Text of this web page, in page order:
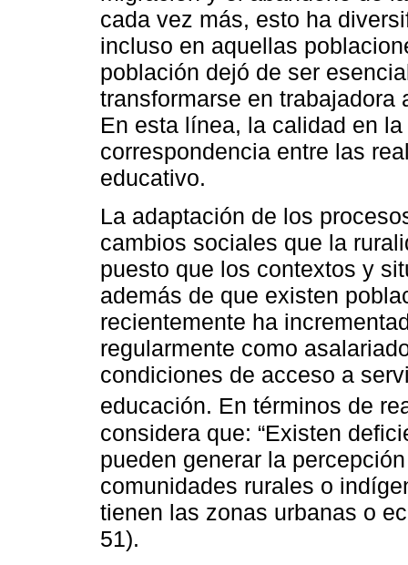
cada vez más, esto ha
incluso en aquellas
población dejó de ser
transformarse en
En esta línea, la calidad en
correspondencia entre las
educativo.
La adaptación de los
cambios sociales que la
puesto que los contextos y
además de que existen
recientemente ha
regularmente como
condiciones de acceso a
educación. En términos de
considera que: “Existen
pueden generar la
comunidades rurales o
tienen las zonas urbanas o
51).